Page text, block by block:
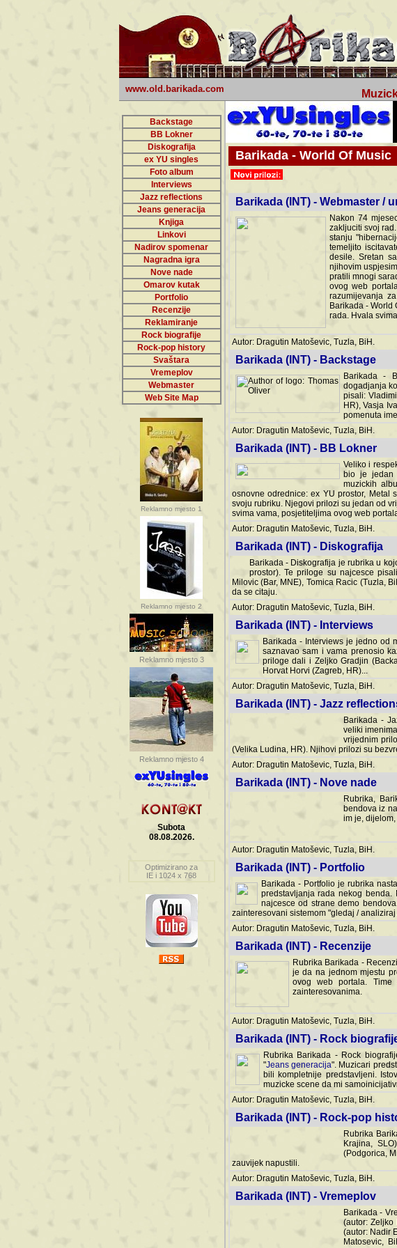
www.old.barikada.com
Backstage
BB Lokner
Diskografija
ex YU singles
Foto album
Interviews
Jazz reflections
Jeans generacija
Knjiga
Linkovi
Nadirov spomenar
Nagradna igra
Nove nade
Omarov kutak
Portfolio
Recenzije
Reklamiranje
Rock biografije
Rock-pop history
Svaštara
Vremeplov
Webmaster
Web Site Map
Reklamno mjesto 1
Reklamno mjesto 2
Reklamno mjesto 3
Reklamno mjesto 4
Subota
08.08.2026.
Optimizirano za
IE i 1024 x 768
Barikada - World Of Music
Barikada (INT) - Webmaster /
Nakon 74
zakljuciti svoj
stanju
temeljito
Sretan sam da
uspjesima,
mnogi saradnici
web portala.
razumijevanja
Barikada -
rada. Hvala svima.
Autor: Dragutin Matoševic, Tuzla, BiH.
Barikada (INT) - Backstage
Barikada -
dogadjanja
pisali:
HR), Vasja
pomenuta
Autor: Dragutin Matoševic, Tuzla, BiH.
Barikada (INT) - BB Lokner
Veliko i
bio je jedan
albuma
odrednice: ex YU prostor, Metal scena i
Njegovi prilozi su jedan od vrijednijih
posjetiteljima ovog web portala.
Autor: Dragutin Matoševic, Tuzla, BiH.
Barikada (INT) - Diskografija
Barikada - Diskografija je rubrika u
prostor). Te priloge su najcesce pisali:
(Bar, MNE), Tomica Racic (Tuzla, BiH),
citaju.
Autor: Dragutin Matoševic, Tuzla, BiH.
Barikada (INT) - Interviews
Barikada - Interviews je jedno od
saznavao sam i vama prenosio
priloge dali i Zeljko Gradjin
Horvat Horvi (Zagreb, HR)...
Autor: Dragutin Matoševic, Tuzla, BiH.
Barikada (INT) - Jazz
Barikada -
imenima iz
vrijednim
(Velika Ludina, HR). Njihovi prilozi su
Autor: Dragutin Matoševic, Tuzla, BiH.
Barikada (INT) - Nove nade
Rubrika,
bendova iz
je, dijelom, u
Autor: Dragutin Matoševic, Tuzla, BiH.
Barikada (INT) - Portfolio
Barikada - Portfolio je rubrika
predstavljanja rada nekog
najcesce od strane demo
zainteresovani sistemom "gledaj /
Autor: Dragutin Matoševic, Tuzla, BiH.
Barikada (INT) - Recenzije
Rubrika Barikada -
je da na jednom mjestu
ovog web portala.
zainteresovanima.
Autor: Dragutin Matoševic, Tuzla, BiH.
Barikada (INT) - Rock biografije
Rubrika Barikada - Rock
"Jeans generacija". Muzicari
bili kompletnije predstavljeni.
muzicke scene da mi
Autor: Dragutin Matoševic, Tuzla, BiH.
Barikada (INT) - Rock-pop
Rubrika
Krajina,
(Podgorica,
zauvijek napustili.
Autor: Dragutin Matoševic, Tuzla, BiH.
Barikada (INT) - Vremeplov
Barikada -
(autor:
(autor: Nadir
Matosevic,